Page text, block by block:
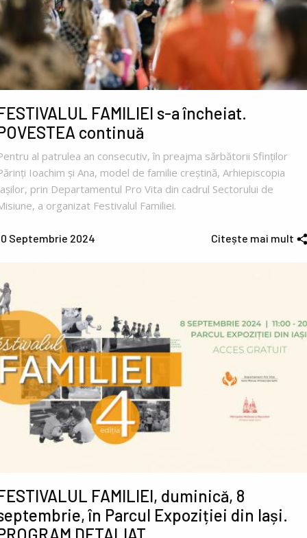
FAMILIEI s-a încheiat.
continuă
al patrulea an consecutiv, în preajma sărbătorii Sfinților
Ioachim și Ana, model de familie creștină, Arhiepiscopia
prin Departamentul Pro Vita din cadrul Sectorului de
a organizat Festivalul Familiei.
Septembrie 2024 Citește mai mult
FAMILIEI, duminică, 8
în Parcul Expoziției din Iași.